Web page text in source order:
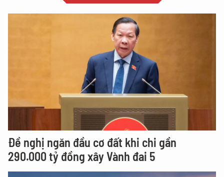
Đề nghị ngăn đầu cơ đất khi chi gần
290.000 tỷ đồng xây Vành đai 5